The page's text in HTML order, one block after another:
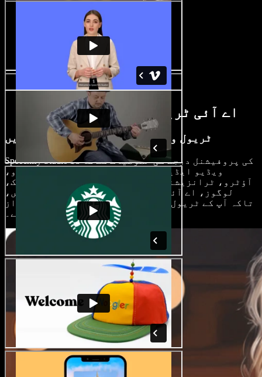
اے آئی ٹریول ویڈیو میکر فیچرز
ٹریول ویڈیوز کو پرو کی طرح ایڈٹ کریں
Speechify Studio کی پروفیشنل درجے کی خصوصیات کے ساتھ
ویڈیو ایڈیٹنگ میں مہارت حاصل کریں۔ انٹرو،
آؤٹرو، ٹرانزیشنز، سب ٹائٹلز، بیک گراؤنڈ میوزک،
لوگوز، اے آئی ایفیکٹس اور بہت کچھ شامل کریں،
تاکہ آپ کے ٹریول کانٹینٹ کو مکمل اور مربوط انداز
ملے۔